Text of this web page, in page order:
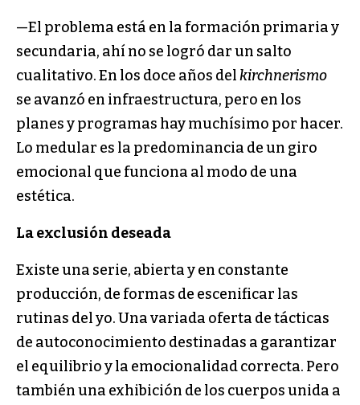
—El problema está en la formación primaria y
secundaria, ahí no se logró dar un salto
cualitativo. En los doce años delkirchnerismo
se avanzó en infraestructura, pero en los
planes y programas hay muchísimo por hacer.
Lo medular es la predominancia de un giro
emocional que funciona al modo de una
estética.
La exclusión deseada
Existe una serie, abierta y en constante
producción, de formas de escenificar las
rutinas del yo. Una variada oferta de tácticas
de autoconocimiento destinadas a garantizar
el equilibrio y la emocionalidad correcta. Pero
también una exhibición de los cuerpos unida a